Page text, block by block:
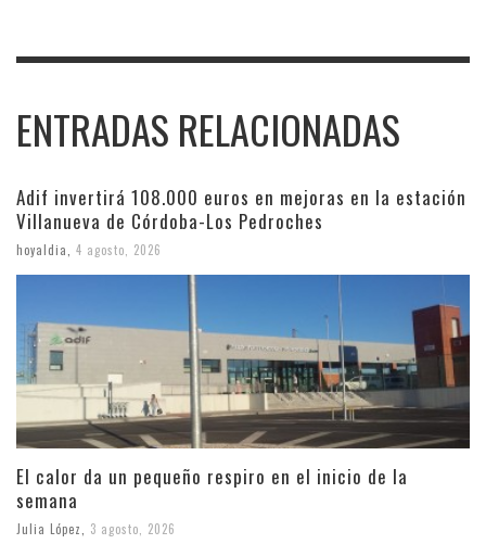
ENTRADAS RELACIONADAS
Adif invertirá 108.000 euros en mejoras en la estación
Villanueva de Córdoba-Los Pedroches
hoyaldia 4 agosto, 2026
El calor da un pequeño respiro en el inicio de la
semana
Julia López 3 agosto, 2026